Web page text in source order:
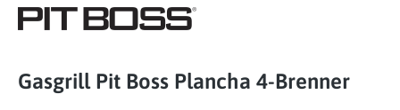
Gasgrill Pit Boss Plancha 4-Brenner